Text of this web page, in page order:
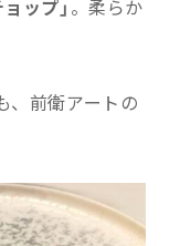
ップ」 。柔らか
、前衛アートの